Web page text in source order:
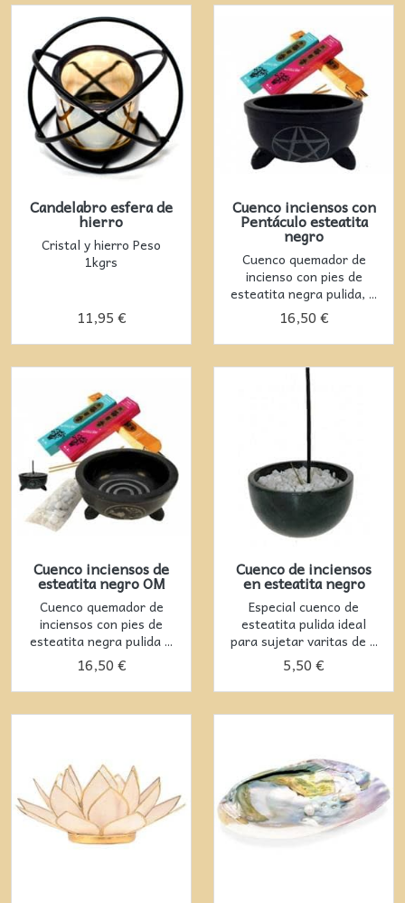
Candelabro esfera de
hierro
Cristal y hierro Peso
1kgrs
11,95 €
Cuenco inciensos con
Pentáculo esteatita
negro
Cuenco quemador de
incienso con pies de
esteatita negra pulida, ...
16,50 €
Cuenco inciensos de
esteatita negro OM
Cuenco quemador de
inciensos con pies de
esteatita negra pulida ...
16,50 €
Cuenco de inciensos
en esteatita negro
Especial cuenco de
esteatita pulida ideal
para sujetar varitas de ...
5,50 €